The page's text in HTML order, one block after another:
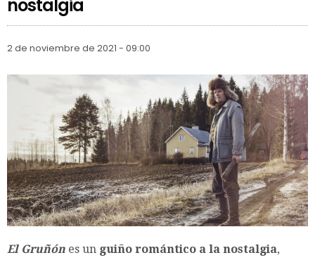
nostalgia
2 de noviembre de 2021 - 09:00
El Gruñón es un guiño romántico a la nostalgia,